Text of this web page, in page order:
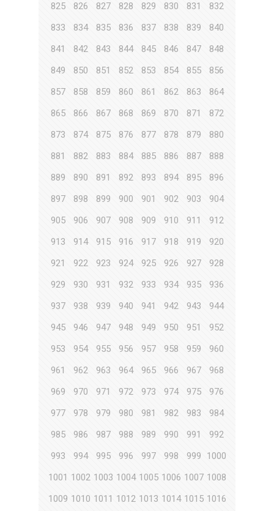
825
826 827 828 829 830 831
832
833
834 835 836 837 838 839
840
841
842 843 844 845 846 847
848
849
850 851 852 853 854 855
856
857
858 859 860 861 862 863
864
865
866 867 868 869 870 871
872
873
874 875 876 877 878 879
880
881
882 883 884 885 886 887
888
889
890 891 892 893 894 895
896
897
898 899 900 901 902 903
904
905
906 907 908 909 910 911
912
913
914 915 916 917 918 919
920
921
922 923 924 925 926 927
928
929
930 931 932 933 934 935
936
937
938 939 940 941 942 943
944
945
946 947 948 949 950 951
952
953
954 955 956 957 958 959
960
961
962 963 964 965 966 967
968
969
970 971 972 973 974 975
976
977
978 979 980 981 982 983
984
985
986 987 988 989 990 991
992
993
994 995 996 997 998 999
1000
1001 1002 1003 1004 1005 1006 1007 1008
1009 1010 1011 1012 1013 1014 1015 1016